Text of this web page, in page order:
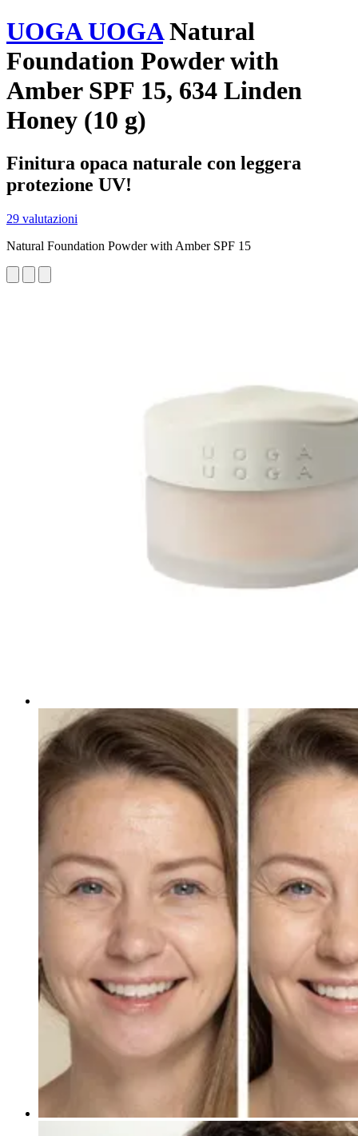
UOGA UOGANatural
Foundation Powder with
Amber SPF 15, 634 Linden
Honey (10 g)
Finitura opaca naturale con leggera
protezione UV!
29 valutazioni
Natural Foundation Powder with Amber SPF 15